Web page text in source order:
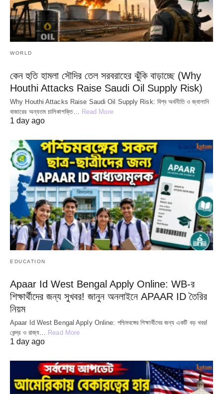
WORLD
কেন হুতি হামলা সৌদির তেল সরবরাহের ঝুঁকি বাড়াচ্ছে (Why
Houthi Attacks Raise Saudi Oil Supply Risk)
Why Houthi Attacks Raise Saudi Oil Supply Risk: বিশ্ব অর্থনীতি ও জ্বালানি
বাজারের অন্যতম চালিকাশক্তি… Read More
1 day ago
EDUCATION
Apaar Id West Bengal Apply Online: WB-র
শিক্ষার্থীদের জন্য সুখবর! জানুন অনলাইনে APAAR ID তৈরির
নিয়ম
Apaar Id West Bengal Apply Online: পশ্চিমবঙ্গের শিক্ষার্থীদের জন্য একটি বড় খবর!
কেন্দ্র ও রাজ্য… Read More
1 day ago